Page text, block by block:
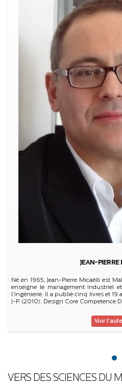
JEAN-PIERRE
Né en 1965, Jean-Pierre Micaëlli est
enseigne le management industriel
l’ingénierie. Il a publié cinq livres et 19
J-P. (2010). Design Core Competence
Voir
VERS DES SCIENCES DU